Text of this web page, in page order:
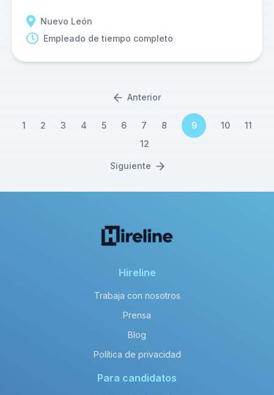
Nuevo León
Empleado de tiempo completo
Anterior
1 2 3 4 5 6 7 8 9 10
11
12
Siguiente
Hireline
Trabaja con nosotros
Prensa
Blog
Política de privacidad
Para candidatos